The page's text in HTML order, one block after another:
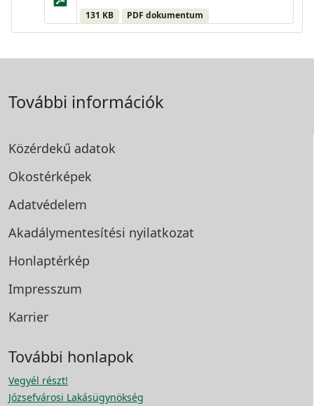
131 KB PDF dokumentum
További információk
Közérdekű adatok
Okostérképek
Adatvédelem
Akadálymentesítési nyilatkozat
Honlaptérkép
Impresszum
Karrier
További honlapok
Vegyél részt!
Józsefvárosi Lakásügynökség